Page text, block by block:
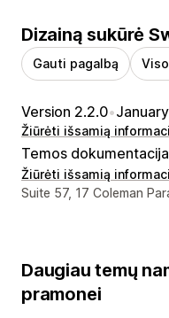
Dizainą sukūrė
Gauti pagalbą
Version 2.2.0•
Žiūrėti išsamią
Temos dokumentacija
Žiūrėti išsamią
Kūrėjo kontaktiniai
Suite 57, 17 Coleman
Daugiau temų
pramonei